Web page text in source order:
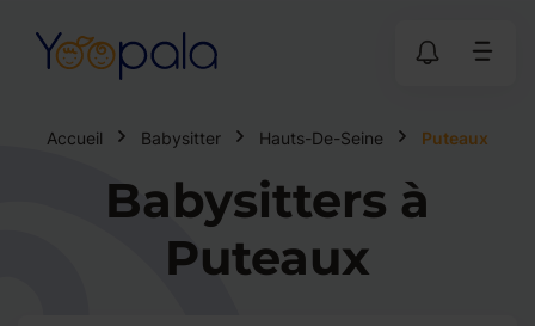
Accueil Babysitter Hauts-De-Seine Puteaux
Babysitters à
Puteaux